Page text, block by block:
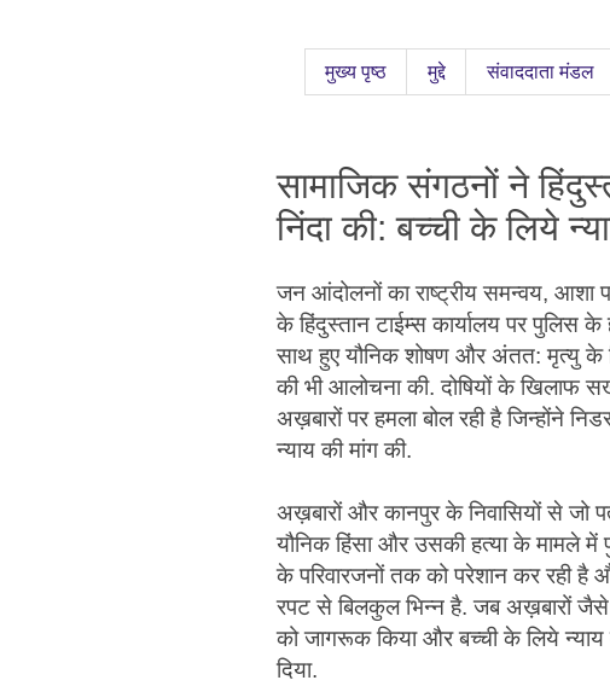
मुख्य पृष्ठ मुद्दे संवाददाता मंडल
सामाजिक संगठनों ने
निंदा की: बच्ची के लिये
जन आंदोलनों का राष्ट्रीय समन्वय, आशा
के हिंदुस्तान टाईम्स कार्यालय पर पुलिस
साथ हुए यौनिक शोषण और अंतत: मृत्यु के
की भी आलोचना की. दोषियों के खिलाफ
अख़बारों पर हमला बोल रही है जिन्होंने
न्याय की मांग की.
अख़बारों और कानपुर के निवासियों से जो
यौनिक हिंसा और उसकी हत्या के मामले में
के परिवारजनों तक को परेशान कर रही
रपट से बिलकुल भिन्न है. जब अख़बारों जैसे
को जागरूक किया और बच्ची के लिये न्याय
दिया.